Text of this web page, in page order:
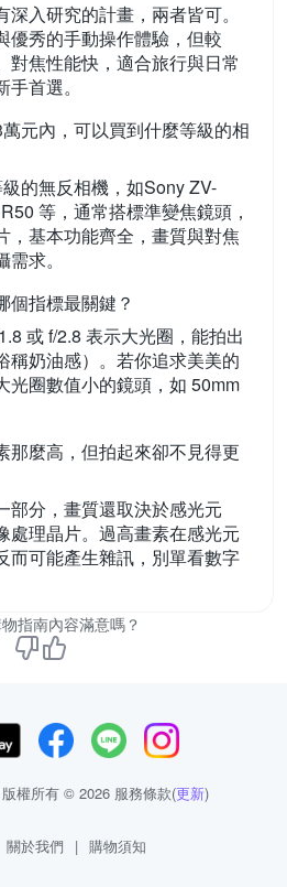
入研究的計畫，兩者皆可。
優秀的手動操作體驗，但較
對焦性能快，適合旅行與日常
首選。
元內，可以買到什麼等級的相
的無反相機，如Sony ZV-
等，通常搭標準變焦鏡頭，
，基本功能齊全，畫質與對焦
求。
個指標最關鍵？
或 f/2.8 表示大光圈，能拍出
稱奶油感）。若你追求美美的
光圈數值小的鏡頭，如 50mm
那麼高，但拍起來卻不見得更
部分，畫質還取決於感光元
處理晶片。過高畫素在感光元
而可能產生雜訊，別單看數字
指南內容滿意嗎？
權所有 © 2026 服務條款(更新)
關於我們 | 購物須知